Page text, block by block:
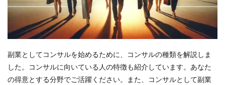
副業としてコンサルを始めるために、コンサルの種類を解説しま
した。コンサルに向いている人の特徴も紹介しています。あなた
の得意とする分野でご活躍ください。また、コンサルとして副業